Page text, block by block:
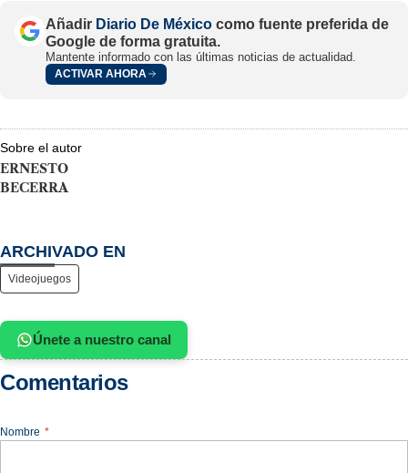
Añadir Diario De México como fuente preferida de
Google de forma gratuita.
Mantente informado con las últimas noticias de actualidad.
ACTIVAR AHORA
Sobre el autor
ERNESTO
BECERRA
ARCHIVADO EN
Videojuegos
Únete a nuestro canal
Comentarios
Nombre *